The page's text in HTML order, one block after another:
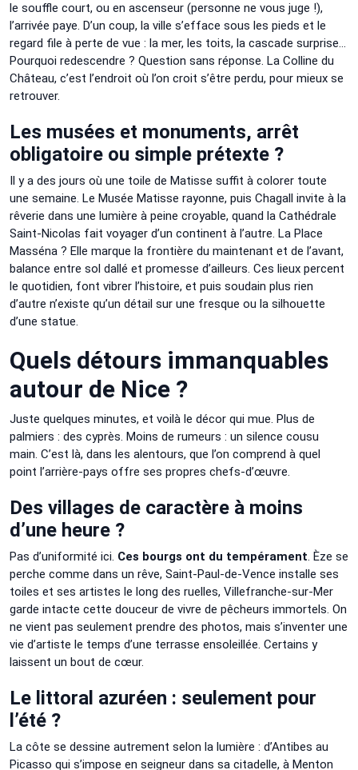
le souffle court, ou en ascenseur (personne ne vous juge !),
l’arrivée paye. D’un coup, la ville s’efface sous les pieds et le
regard file à perte de vue : la mer, les toits, la cascade surprise…
Pourquoi redescendre ? Question sans réponse. La Colline du
Château, c’est l’endroit où l’on croit s’être perdu, pour mieux se
retrouver.
Les musées et monuments, arrêt
obligatoire ou simple prétexte ?
Il y a des jours où une toile de Matisse suffit à colorer toute
une semaine. Le Musée Matisse rayonne, puis Chagall invite à la
rêverie dans une lumière à peine croyable, quand la Cathédrale
Saint-Nicolas fait voyager d’un continent à l’autre. La Place
Masséna ? Elle marque la frontière du maintenant et de l’avant,
balance entre sol dallé et promesse d’ailleurs. Ces lieux percent
le quotidien, font vibrer l’histoire, et puis soudain plus rien
d’autre n’existe qu’un détail sur une fresque ou la silhouette
d’une statue.
Quels détours immanquables
autour de Nice ?
Juste quelques minutes, et voilà le décor qui mue. Plus de
palmiers : des cyprès. Moins de rumeurs : un silence cousu
main. C’est là, dans les alentours, que l’on comprend à quel
point l’arrière-pays offre ses propres chefs-d’œuvre.
Des villages de caractère à moins
d’une heure ?
Pas d’uniformité ici. Ces bourgs ont du tempérament. Èze se
perche comme dans un rêve, Saint-Paul-de-Vence installe ses
toiles et ses artistes le long des ruelles, Villefranche-sur-Mer
garde intacte cette douceur de vivre de pêcheurs immortels. On
ne vient pas seulement prendre des photos, mais s’inventer une
vie d’artiste le temps d’une terrasse ensoleillée. Certains y
laissent un bout de cœur.
Le littoral azuréen : seulement pour
l’été ?
La côte se dessine autrement selon la lumière : d’Antibes au
Picasso qui s’impose en seigneur dans sa citadelle, à Menton